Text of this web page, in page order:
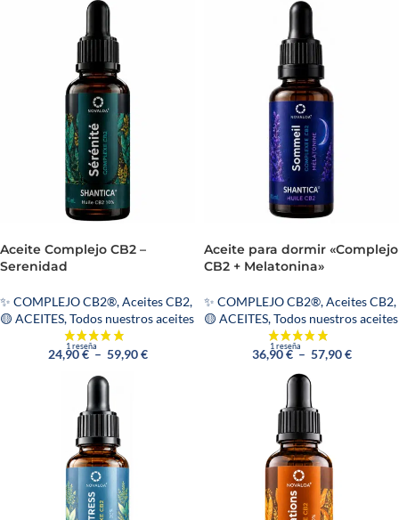
1 reseña
Aceite Complejo CB2 –
Serenidad
✨ COMPLEJO CB2®,Aceites CB2,
🟡 ACEITES,Todos nuestros aceites
24,90€– 59,90€
Aceite para dormir «Complejo
CB2 + Melatonina»
✨ COMPLEJO CB2®,Aceites CB2,
🟡 ACEITES,Todos nuestros aceites
36,90€– 57,90€